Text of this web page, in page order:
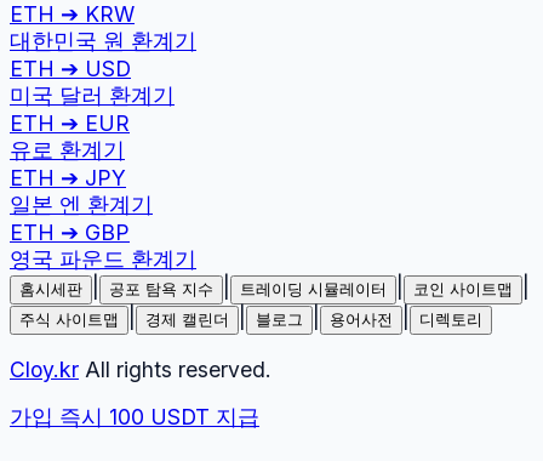
ETH ➔ KRW
대한민국 원 환계기
ETH ➔ USD
미국 달러 환계기
ETH ➔ EUR
유로 환계기
ETH ➔ JPY
일본 엔 환계기
ETH ➔ GBP
영국 파운드 환계기
홈시세판 공포 탐욕 지수 트레이딩 시뮬레이터 코인 사이트맵
주식 사이트맵 경제 캘린더 블로그 용어사전 디렉토리
Cloy.kr All rights reserved.
가입 즉시 100 USDT 지급